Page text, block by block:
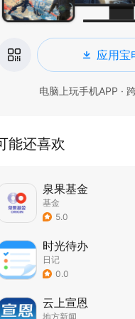
应用宝
电脑上玩手机APP ·
能还喜欢
泉果基金
基金
5.0
时光待办
日记
0.0
云上宣恩
地方新闻